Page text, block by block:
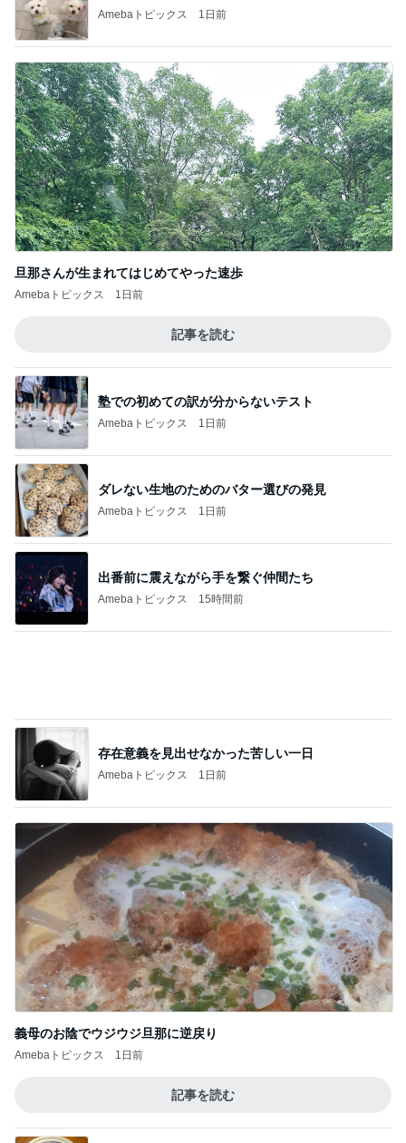
旦那さんが生まれてはじめてやった速歩
Amebaトピックス
記事を読む
塾での初めての訳が分からないテスト
Amebaトピックス 1日前
ダレない生地のためのバター選びの発見
Amebaトピックス 1日前
Amebaトピックス 15時間前
存在意義を見出せなかった苦しい一日
Amebaトピックス 1日前
義母のお陰でウジウジ旦那に逆戻り
Amebaトピックス
記事を読む
内科と産婦人科の診察と貰った薬
Amebaトピックス 1日前
遅くなった誕生日ケーキサプライズ
Amebaトピックス 1日前
Amebaトピックス 23時間前